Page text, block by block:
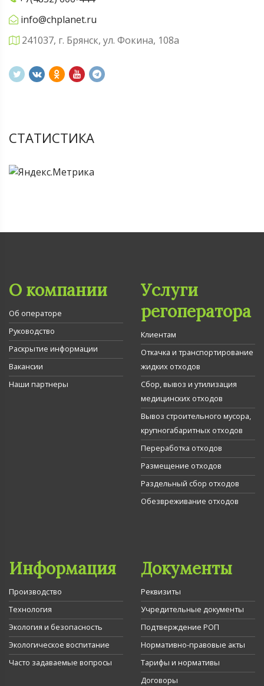
info@chplanet.ru
241037, г. Брянск, ул. Фокина, 108а
СТАТИСТИКА
О компании
Об операторе
Руководство
Раскрытие информации
Вакансии
Наши партнеры
Услуги
регоператора
Клиентам
Откачка и транспортирование
жидких отходов
Сбор, вывоз и утилизация
медицинских отходов
Вывоз строительного мусора,
крупногабаритных отходов
Переработка отходов
Размещение отходов
Раздельный сбор отходов
Обезвреживание отходов
Информация
Производство
Технология
Экология и безопасность
Экологическое воспитание
Часто задаваемые вопросы
Документы
Реквизиты
Учредительные документы
Подтверждение РОП
Нормативно-правовые акты
Тарифы и нормативы
Договоры